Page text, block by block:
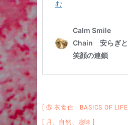
⑤ 衣食住 BASICS OF LIFE
月 自然 趣味